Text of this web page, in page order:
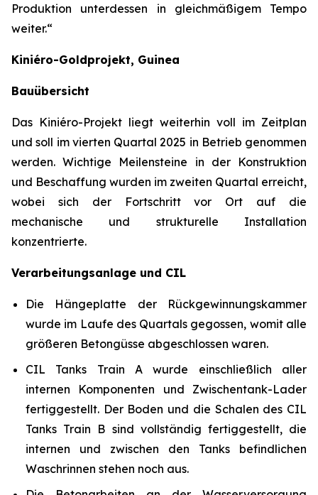
Produktion unterdessen in gleichmäßigem Tempo
weiter.“
Kiniéro-Goldprojekt, Guinea
Bauübersicht
Das Kiniéro-Projekt liegt weiterhin voll im Zeitplan
und soll im vierten Quartal 2025 in Betrieb genommen
werden. Wichtige Meilensteine in der Konstruktion
und Beschaffung wurden im zweiten Quartal erreicht,
wobei sich der Fortschritt vor Ort auf die
mechanische und strukturelle Installation
konzentrierte.
Verarbeitungsanlage und CIL
Die Hängeplatte der Rückgewinnungskammer
wurde im Laufe des Quartals gegossen, womit alle
größeren Betongüsse abgeschlossen waren.
CIL Tanks Train A wurde einschließlich aller
internen Komponenten und Zwischentank-Lader
fertiggestellt. Der Boden und die Schalen des CIL
Tanks Train B sind vollständig fertiggestellt, die
internen und zwischen den Tanks befindlichen
Waschrinnen stehen noch aus.